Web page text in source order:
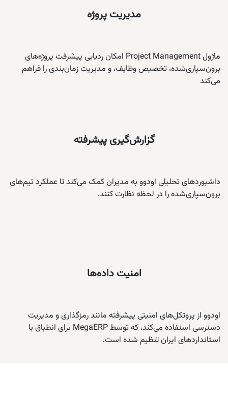
مدیریت پروژه
ماژول Project Management امکان ردیابی پیشرفت پروژه‌های
برون‌سپاری‌شده، تخصیص وظایف، و مدیریت زمان‌بندی را فراهم
می‌کند
گزارش‌گیری پیشرفته
داشبوردهای تحلیلی اودوو به مدیران کمک می‌کند تا عملکرد تیم‌های
برون‌سپاری‌شده را در لحظه نظارت کنند.
امنیت داده‌ها
اودوو از پروتکل‌های امنیتی پیشرفته مانند رمزگذاری و مدیریت
دسترسی استفاده می‌کند، که توسط MegaERP برای انطباق با
استانداردهای ایران تنظیم شده است.